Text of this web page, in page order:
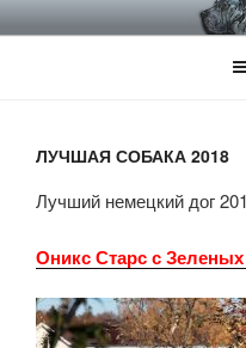
Перейти
к
НКП
Официальный сайт НКП
ЛУЧШАЯ СОБАКА 2018
Лучший немецкий дог
Оникс Старс с